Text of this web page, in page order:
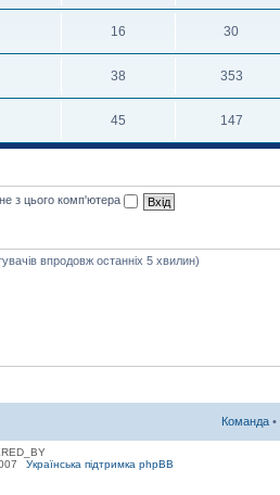
16 30
38 353
45 147
з цього комп'ютера
впродовж останніх 5 хвилин)
Команда •
Українська підтримка phpBB